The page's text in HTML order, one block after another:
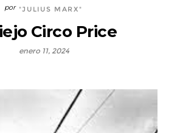
"JULIUS MARX"
Circo Price
enero 11, 2024